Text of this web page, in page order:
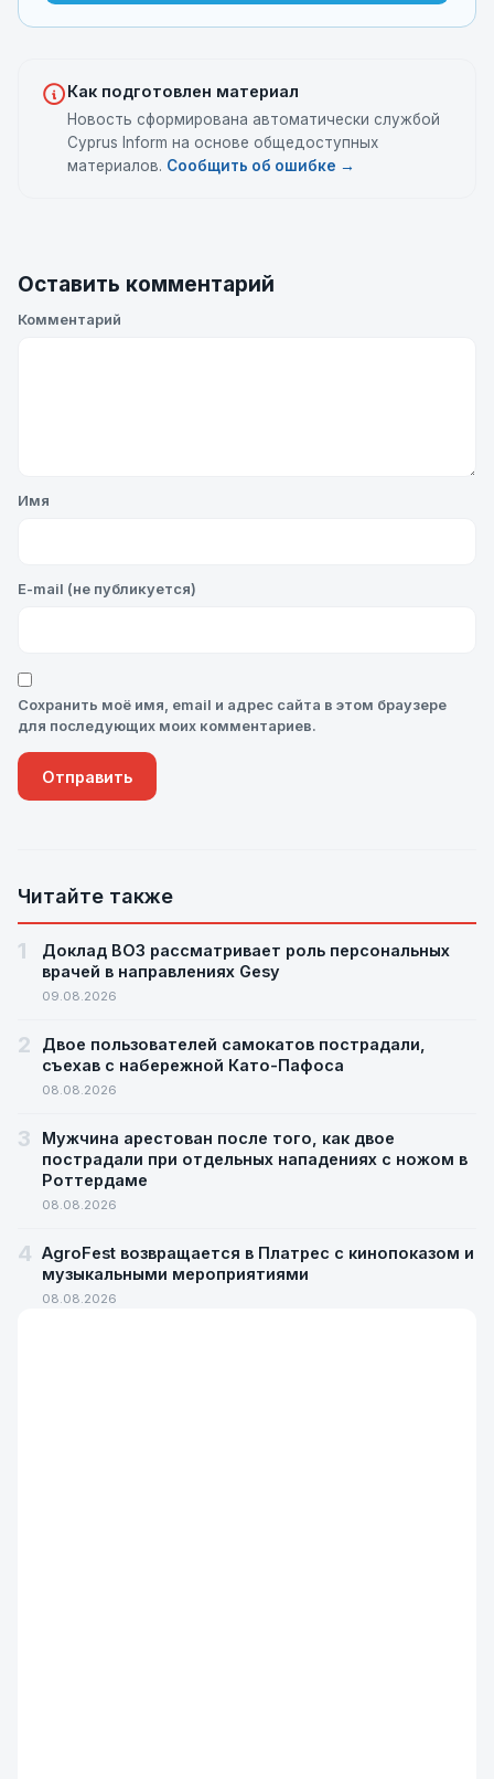
Как подготовлен материал
Новость сформирована автоматически службой
Cyprus Inform на основе общедоступных
материалов. Сообщить об ошибке →
Оставить комментарий
Комментарий
Имя
E-mail (не публикуется)
Сохранить моё имя, email и адрес сайта в этом браузере
для последующих моих комментариев.
Читайте также
1
Доклад ВОЗ рассматривает роль персональных
врачей в направлениях Gesy
09.08.2026
2
Двое пользователей самокатов пострадали,
съехав с набережной Като-Пафоса
08.08.2026
3
Мужчина арестован после того, как двое
пострадали при отдельных нападениях с ножом в
Роттердаме
08.08.2026
4 AgroFest возвращается в Платрес с кинопоказом и
музыкальными мероприятиями
08.08.2026